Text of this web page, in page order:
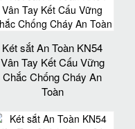
Két sắt An Toàn KN54
Vân Tay Kết Cấu Vững
Chắc Chống Cháy An
Toàn